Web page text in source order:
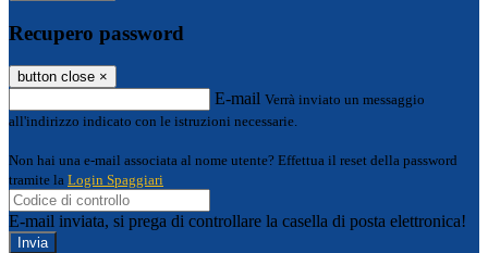
Recupero password
button close ×
E-mail Verrà inviato un messaggio
all'indirizzo indicato con le istruzioni necessarie.
Non hai una e-mail associata al nome utente? Effettua il reset della password
tramite la Login Spaggiari
E-mail inviata, si prega di controllare la casella di posta elettronica!